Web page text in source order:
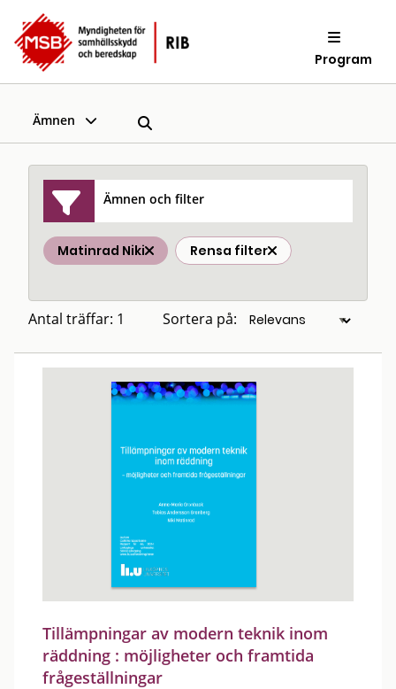
Program
Ämnen
Ämnen och filter
Matinrad Niki Rensa filter
Antal träffar: 1 Sortera på:
Tillämpningar av modern teknik inom
räddning : möjligheter och framtida
frågeställningar